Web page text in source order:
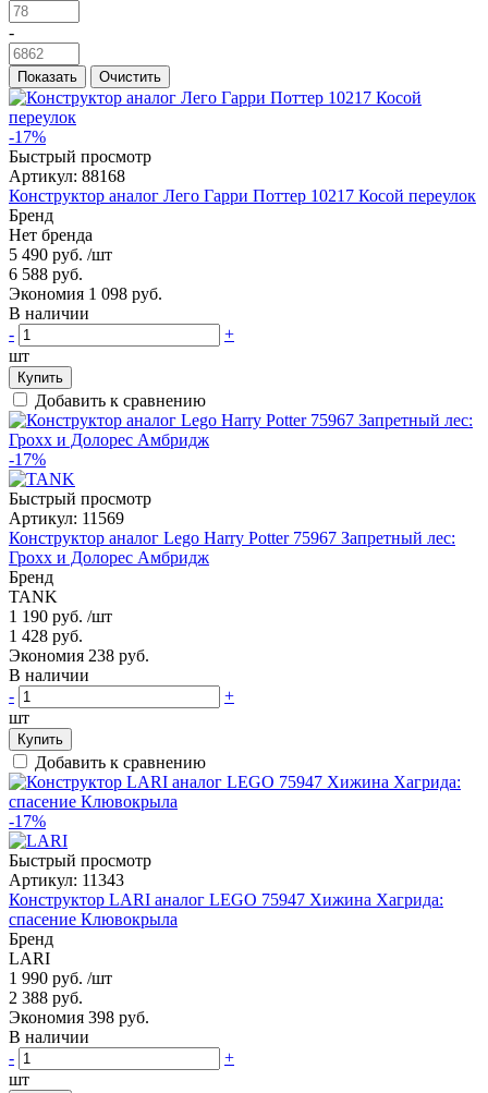
-
Показать Очистить
-17%
Быстрый просмотр
Артикул: 88168
Конструктор аналог Лего Гарри Поттер 10217 Косой переулок
Бренд
Нет бренда
5 490 руб. /шт
6 588 руб.
Экономия 1 098 руб.
В наличии
-
+
шт
Купить
Добавить к сравнению
-17%
Быстрый просмотр
Артикул: 11569
Конструктор аналог Lego Harry Potter 75967 Запретный лес:
Грохх и Долорес Амбридж
Бренд
TANK
1 190 руб. /шт
1 428 руб.
Экономия 238 руб.
В наличии
-
+
шт
Купить
Добавить к сравнению
-17%
Быстрый просмотр
Артикул: 11343
Конструктор LARI аналог LEGO 75947 Хижина Хагрида:
спасение Клювокрыла
Бренд
LARI
1 990 руб. /шт
2 388 руб.
Экономия 398 руб.
В наличии
-
+
шт